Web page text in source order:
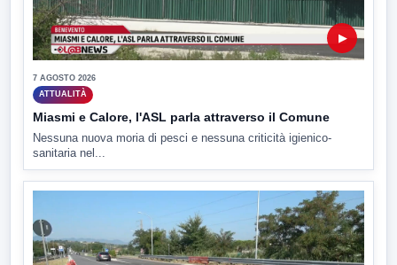
▶
7 AGOSTO 2026
ATTUALITÀ
Miasmi e Calore, l'ASL parla attraverso il Comune
Nessuna nuova moria di pesci e nessuna criticità igienico-
sanitaria nel...